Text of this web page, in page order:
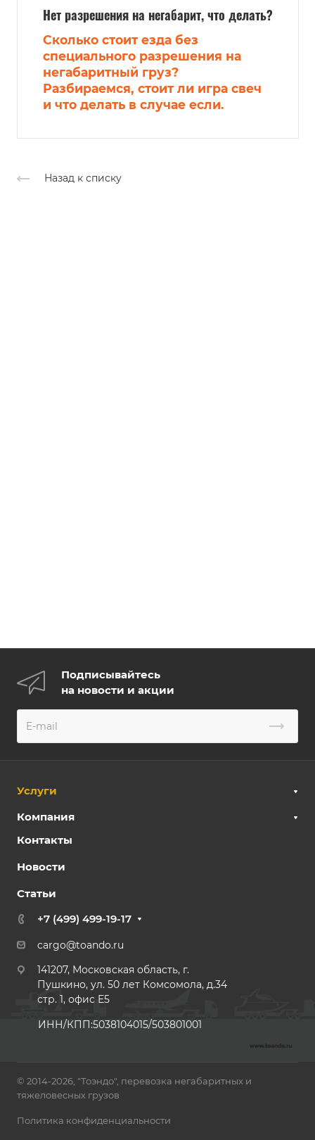
Нет разрешения на негабарит, что делать?
Сколько стоит езда без
специального разрешения на
негабаритный груз?
Разбираемся, стоит ли игра свеч
и что делать в случае если.
Назад к списку
Подписывайтесь
на новости и акции
Услуги
Компания
Контакты
Новости
Статьи
+7 (499) 499-19-17
cargo@toando.ru
141207, Московская область, г.
Пушкино, ул. 50 лет Комсомола, д.34
стр. 1, офис E5
ИНН/КПП:5038104015/503801001
© 2014-2026, "Тоэндо", перевозка негабаритных и
тяжеловесных грузов
Политика конфиденциальности